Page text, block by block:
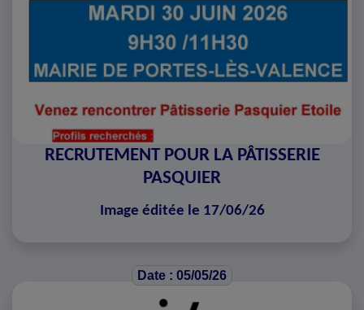
RECRUTEMENT POUR LA PÂTISSERIE
PASQUIER
Image éditée le 17/06/26
Date : 05/05/26